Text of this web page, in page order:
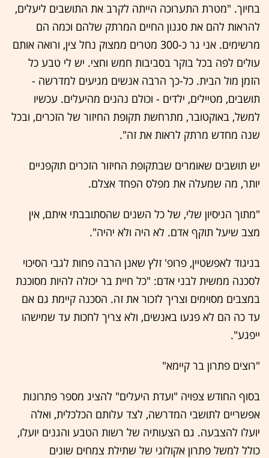
בחיוך. "מטרת התערוכה הייתה לקרב את התושבים ליעלים,
להראות להם את סגנון החיים המרתק שלהם וכמה הם
מרשימים. אני גר כ-300 מטרים ממצוק נחל צין, ורואה אותם
עולים לפה בכל בוקר בסביבות חמש וחצי. יש לי טבע כל
הזמן מול הבית. כל-כך הרבה אנשים מגיעים למדרשה -
תושבים, מטיילים, ילדים - וכולם נהנים מהיעלים. עכשיו
למשל, באוקטובר, מתרחשת תקופת החיזור של הזכרים, ובכל
שנה מחדש מרתק לראות את זה".
יש תושבים שאומרים שבתקופת החיזור הזכרים תוקפניים
יותר, מה שמעלה את מפלס הפחד אצלם.
"מתוך הניסיון שלי, של כל השנים שהסתובבתי איתם, אין
מצב שיעל תוקף אדם. לא היה ולא יהיה".
בניגוד לאפשטיין, פרופ' זלץ שאנן הרבה פחות לגבי הסיכוי
לסכנה ממשית לבני אדם: "כל חיית בר יכולה להיות מסוכנת
במצבים מסוימים וצריך לזכור את זה. הסכנה קיימת גם אם
עד כה הם לא פגעו באנשים, ולא צריך לחכות עד שמישהו
ייפגע".
"רוצים פתרון בר קיימא"
בסוף החודש צפויה "ועדת היעלים" להציג מספר פתרונות
אפשריים לתושבי המדרשה, לצד עלותם הכלכלית, ואלה
יועלו להצבעה. גם הצעותיה של רשות הטבע והגנים יועלו,
כולל למשל פתרון אקולוגי של שתילת צמחים שונים